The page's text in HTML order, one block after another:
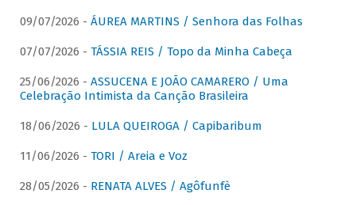
09/07/2026 - ÁUREA MARTINS / Senhora das Folhas
07/07/2026 - TÁSSIA REIS / Topo da Minha Cabeça
25/06/2026 - ASSUCENA E JOÃO CAMARERO / Uma
Celebração Intimista da Canção Brasileira
18/06/2026 - LULA QUEIROGA / Capibaribum
11/06/2026 - TORI / Areia e Voz
28/05/2026 - RENATA ALVES / Agôfunfè